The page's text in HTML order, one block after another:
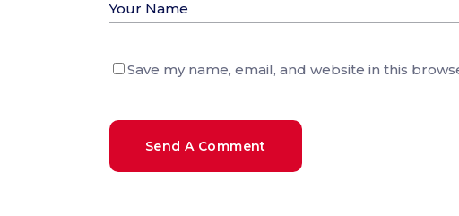
Save my name, email, and website in this
Send A Comment